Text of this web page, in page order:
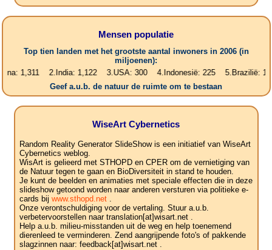
Mensen populatie
Top tien landen met het grootste aantal inwoners in 2006 (in
miljoenen):
2.India: 1,122 3.USA: 300 4.Indonesië: 225 5.Brazilië: 187
Geef a.u.b. de natuur de ruimte om te bestaan
WiseArt Cybernetics
Random Reality Generator SlideShow is een initiatief van WiseArt
Cybernetics weblog.
WisArt is gelieerd met STHOPD en CPER om de vernietiging van
de Natuur tegen te gaan en BioDiversiteit in stand te houden.
Je kunt de beelden en animaties met speciale effecten die in deze
slideshow getoond worden naar anderen versturen via politieke e-
cards bij www.sthopd.net.
Onze verontschuldiging voor de vertaling. Stuur a.u.b.
verbetervoorstellen naar translation[at]wisart.net .
Help a.u.b. milieu-misstanden uit de weg en help toenemend
dierenleed te verminderen. Zend aangrijpende foto's of pakkende
slagzinnen naar: feedback[at]wisart.net .